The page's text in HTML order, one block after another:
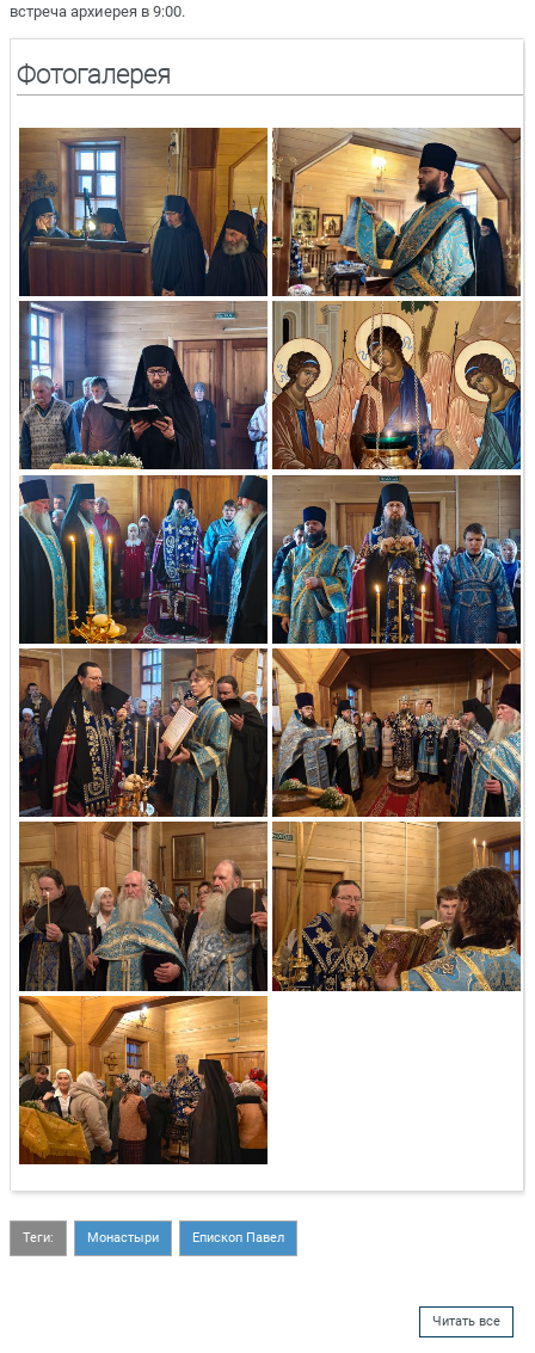
встреча архиерея в 9:00.
Фотогалерея
Теги: Монастыри Епископ Павел
Читать все